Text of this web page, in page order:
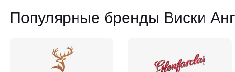
Популярные бренды Виски